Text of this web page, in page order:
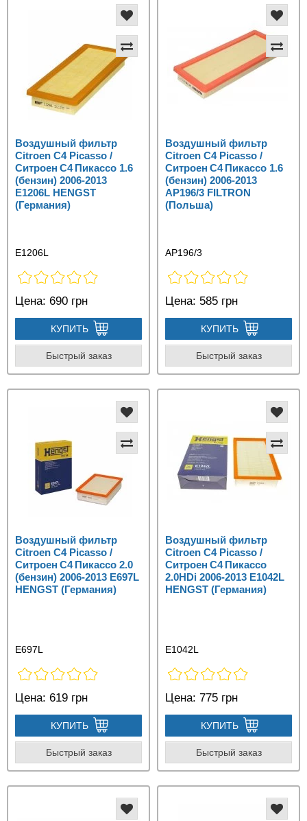
Воздушный фильтр
Citroen C4 Picasso /
Ситроен C4 Пикассо 1.6
(бензин) 2006-2013
E1206L HENGST
(Германия)
E1206L
Цена: 690 грн
КУПИТЬ
Быстрый заказ
Воздушный фильтр
Citroen C4 Picasso /
Ситроен C4 Пикассо 1.6
(бензин) 2006-2013
AP196/3 FILTRON
(Польша)
AP196/3
Цена: 585 грн
КУПИТЬ
Быстрый заказ
Воздушный фильтр
Citroen C4 Picasso /
Ситроен C4 Пикассо 2.0
(бензин) 2006-2013 E697L
HENGST (Германия)
E697L
Цена: 619 грн
КУПИТЬ
Быстрый заказ
Воздушный фильтр
Citroen C4 Picasso /
Ситроен C4 Пикассо
2.0HDi 2006-2013 E1042L
HENGST (Германия)
E1042L
Цена: 775 грн
КУПИТЬ
Быстрый заказ